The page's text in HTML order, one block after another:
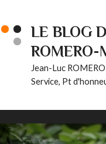
LE BLOG
ROMERO-
Jean-Luc
Service, Pt